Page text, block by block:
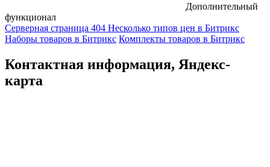
Дополнительный
функционал
Серверная страница 404 Несколько типов цен в Битрикс
Наборы товаров в Битрикс Комплекты товаров в Битрикс
Контактная информация, Яндекс-
карта